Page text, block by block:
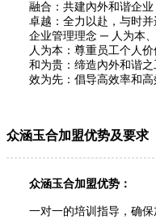
融合：共建內外和谐企业
卓越：全力以赴，与时并
企业管理理念 ─ 人为本、
人为本：尊重员工个人价
和为贵：缔造內外和谐之
效为先：倡导高效率和高
众涵玉合加盟优势及要求
众涵玉合加盟优势：
一对一的培训指导，确保